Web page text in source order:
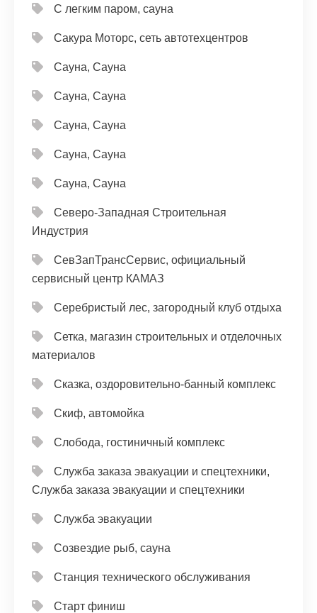
С легким паром, сауна
Сакура Моторс, сеть автотехцентров
Сауна, Сауна
Сауна, Сауна
Сауна, Сауна
Сауна, Сауна
Сауна, Сауна
Северо-Западная Строительная
Индустрия
СевЗапТрансСервис, официальный
сервисный центр КАМАЗ
Серебристый лес, загородный клуб отдыха
Сетка, магазин строительных и отделочных
материалов
Сказка, оздоровительно-банный комплекс
Скиф, автомойка
Слобода, гостиничный комплекс
Служба заказа эвакуации и спецтехники,
Служба заказа эвакуации и спецтехники
Служба эвакуации
Созвездие рыб, сауна
Станция технического обслуживания
Старт финиш